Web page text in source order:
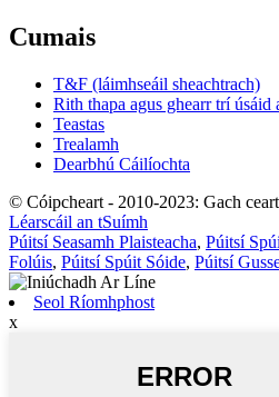
Cumais
T&F (láimhseáil sheachtrach)
Rith thapa agus ghearr trí
Teastas
Trealamh
Dearbhú Cáilíochta
© Cóipcheart - 2010-2023: Gach
Léarscáil an tSuímh
Púitsí Seasamh Plaisteacha, Púitsí
Folúis, Púitsí Spúit Sóide, Púitsí
Seol Ríomhphost
x